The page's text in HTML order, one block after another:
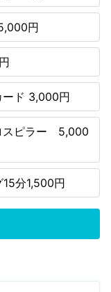
円
ード 3,000円
スピラー 5,000
分1,500円